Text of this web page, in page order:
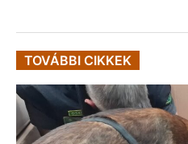
TOVÁBBI CIKKEK